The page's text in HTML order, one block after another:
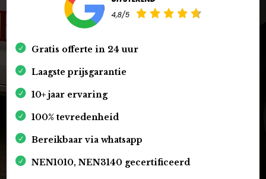
Gratis offerte in 24 uur
Laagste prijsgarantie
10+ jaar ervaring
100% tevredenheid
Bereikbaar via whatsapp
NEN1010, NEN3140 gecertificeerd